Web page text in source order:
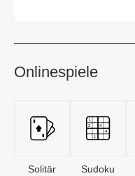
Onlinespiele
Solitär Sudoku